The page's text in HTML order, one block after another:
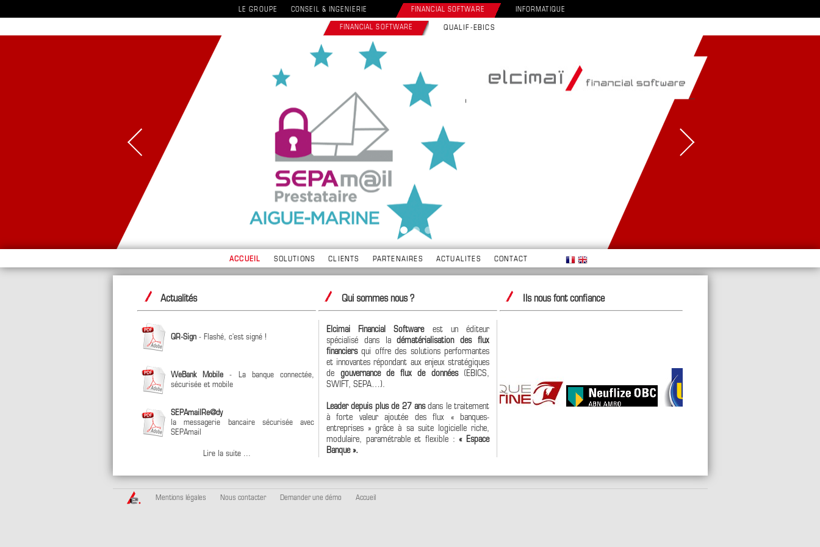
LE GROUPE CONSEIL & INGENIERIE FINANCIAL SOFTWARE INFORMATIQUE
FINANCIAL SOFTWARE QUALIF-EBICS
ACCUEIL SOLUTIONS CLIENTS PARTENAIRES ACTUALITES CONTACT
Actualités
QR-Sign - Flashé, c'est signé !
WeBank Mobile- La banque connectée,
sécurisée et mobile
SEPAmailRe@dy
la messagerie bancaire sécurisée avec
SEPAmail
Lire la suite ...
Qui sommes nous ?
Elcimai Financial Softwareest un éditeur
spécialisé dans ladématérialisation des flux
financiersqui offre des solutions performantes
et innovantes répondant aux enjeux stratégiques
de gouvernance de flux de données (EBICS,
SWIFT, SEPA…).
Leader depuis plus de 27 ansdans le traitement
à forte valeur ajoutée des flux « banques-
entreprises » grâce à sa suite logicielle riche,
modulaire, paramétrable et flexible : « Espace
Banque ».
Ils nous font confiance
Mentions légales Nous contacter Demander une démo Accueil